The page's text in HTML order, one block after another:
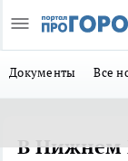
Документы Все
В Нижнем